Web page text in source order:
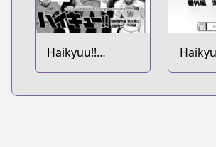
Haikyuu!!
Tokubetsu